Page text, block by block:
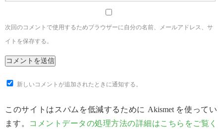
次回のコメントで使用するためブラウザーに自分の名前、メールアドレス、サ
イトを保存する。
新しいコメントが追加されたときに通知する。
このサイトはスパムを低減するために Akismet を使ってい
ます。 コメントデータの処理方法の詳細はこちらをご覧く